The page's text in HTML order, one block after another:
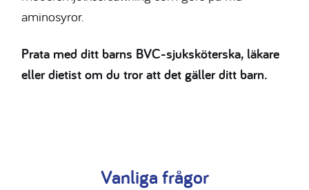
aminosyror.
Prata med ditt barns BVC-sjuksköterska, läkare
eller dietist om du tror att det gäller ditt barn.
Vanliga frågor